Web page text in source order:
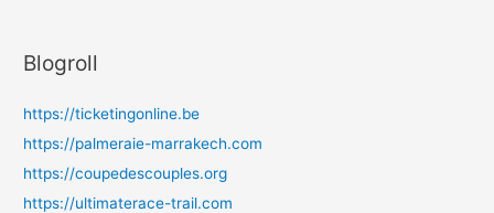
Blogroll
https://ticketingonline.be
https://palmeraie-marrakech.com
https://coupedescouples.org
https://ultimaterace-trail.com